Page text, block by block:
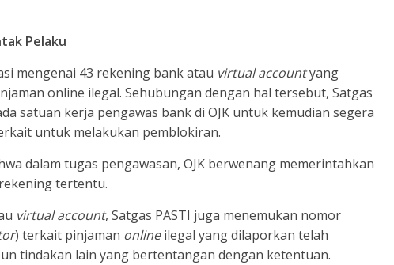
Pelaku
mengenai 43 rekening bank atau virtual accountyang
online ilegal. Sehubungan dengan hal tersebut, Satgas
satuan kerja pengawas bank di OJK untuk kemudian segera
untuk melakukan pemblokiran.
dalam tugas pengawasan, OJK berwenang memerintahkan
tertentu.
virtual account, Satgas PASTI juga menemukan nomor
) terkait pinjaman onlineilegal yang dilaporkan telah
tindakan lain yang bertentangan dengan ketentuan.